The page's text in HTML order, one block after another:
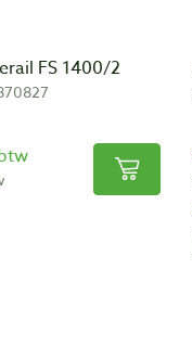
FS 1400/2